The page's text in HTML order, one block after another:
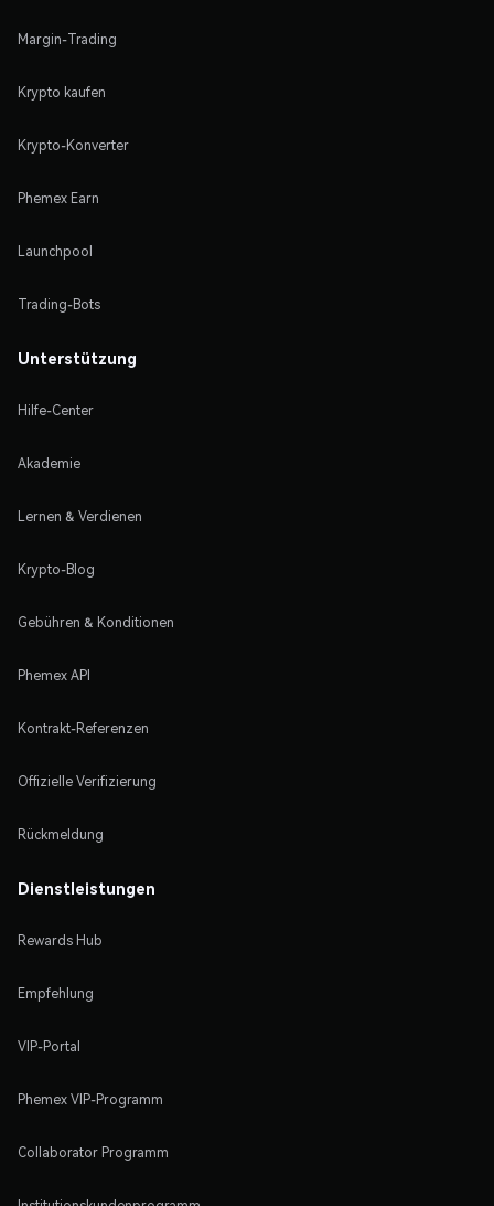
Margin-Trading
Krypto kaufen
Krypto-Konverter
Phemex Earn
Launchpool
Trading-Bots
Unterstützung
Hilfe-Center
Akademie
Lernen & Verdienen
Krypto-Blog
Gebühren & Konditionen
Phemex API
Kontrakt-Referenzen
Offizielle Verifizierung
Rückmeldung
Dienstleistungen
Rewards Hub
Empfehlung
VIP-Portal
Phemex VIP-Programm
Collaborator Programm